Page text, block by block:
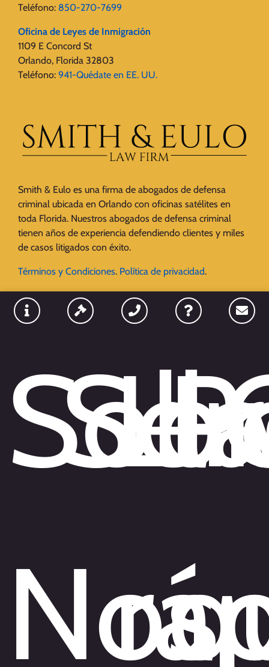
Teléfono: 850-270-7699
Oficina de Leyes de Inmigración
1109 E Concord St
Orlando, Florida 32803
Teléfono: 941-Quédate en EE. UU.
Smith & Eulo es una firma de abogados de defensa
criminal ubicada en Orlando con oficinas satélites en
toda Florida. Nuestros abogados de defensa criminal
tienen años de experiencia defendiendo clientes y miles
de casos litigados con éxito.
Términos y Condiciones. Política de privacidad.
HORARIO DE ATENCIÓN